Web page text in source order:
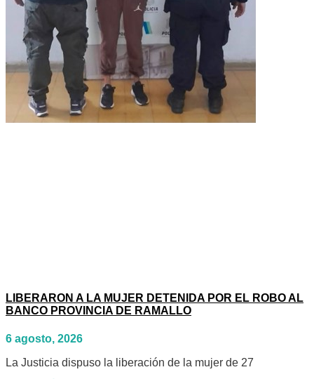
LIBERARON A LA MUJER DETENIDA POR EL ROBO AL
BANCO PROVINCIA DE RAMALLO
6 agosto, 2026
La Justicia dispuso la liberación de la mujer de 27